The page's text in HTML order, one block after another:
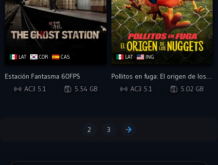
LAT · COR · CAS
WEB-DL
Estación Fantasma 60FPS
AC3 5.1
5.54 GB
LAT · ING
WEB-DL
Pollitos en fuga: El origen de los nuggets: 4k SDR
AC3 5.1
5.02 GB
2 3